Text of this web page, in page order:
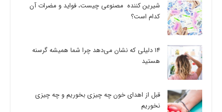
شیرین کننده مصنوعی چیست، فواید و مضرات آن
کدام است؟
14 دلیلی که نشان می‌دهد چرا شما همیشه گرسنه
هستید
قبل از اهدای خون چه چیزی بخوریم و چه چیزی
نخوریم